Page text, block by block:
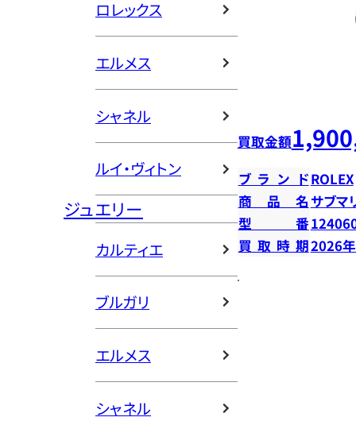
ロレックス
エルメス
シャネル
ルイ・ヴィトン
ジュエリー
カルティエ
ブルガリ
エルメス
シャネル
買取金額
ブランドROLEX
商品名 サブマ
型番
買取時期2026